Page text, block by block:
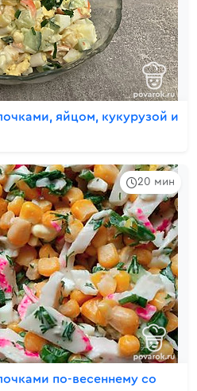
яйцом, кукурузой и
20 мин
по-весеннему со